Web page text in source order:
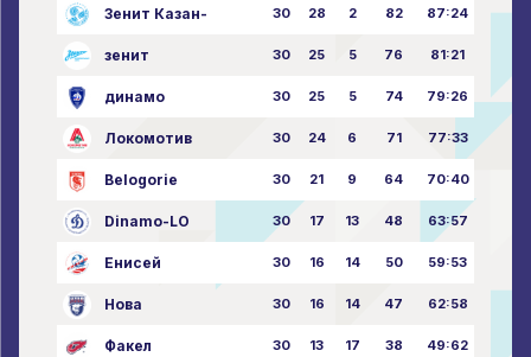
Зенит Казан- 30 28 2 82 87:24
зенит 30 25 5 76 81:21
динамо 30 25 5 74 79:26
Локомотив 30 24 6 71 77:33
Belogorie 30 21 9 64 70:40
Dinamo-LO 30 17 13 48 63:57
Енисей 30 16 14 50 59:53
Нова 30 16 14 47 62:58
Факел 30 13 17 38 49:62